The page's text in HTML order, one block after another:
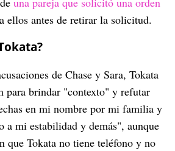
ellos antes de retirar la solicitud.
de Chase y Sara, Tokata
para brindar "contexto" y refutar
en mi nombre por mi familia y
a mi estabilidad y demás", aunque
que Tokata no tiene teléfono y no